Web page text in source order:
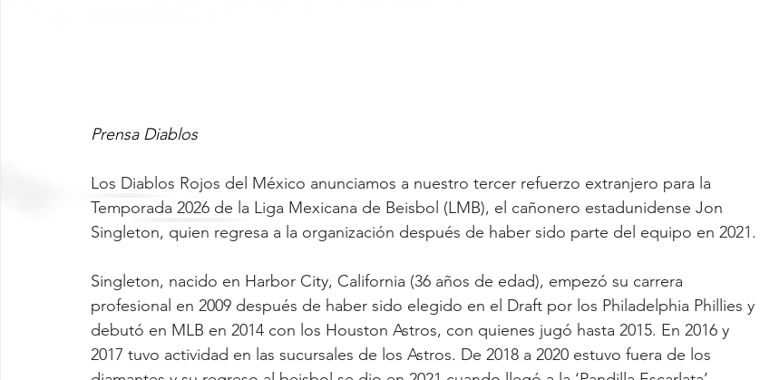
Prensa Diablos
Los Diablos Rojos del México anunciamos a nuestro tercer refuerzo extranjero para la
Temporada 2026 de la Liga Mexicana de Beisbol (LMB), el cañonero estadunidense Jon
Singleton, quien regresa a la organización después de haber sido parte del equipo en 2021.
Singleton, nacido en Harbor City, California (36 años de edad), empezó su carrera
profesional en 2009 después de haber sido elegido en el Draft por los Philadelphia Phillies y
debutó en MLB en 2014 con los Houston Astros, con quienes jugó hasta 2015. En 2016 y
2017 tuvo actividad en las sucursales de los Astros. De 2018 a 2020 estuvo fuera de los